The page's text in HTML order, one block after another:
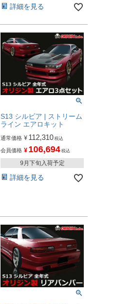
詳細を見る
S13 シルビア | ストリーム
ライン エアロキット
通常価格 ¥ 112,310 税込
会員価格 ¥ 106,694 税込
9月下旬入荷予定
詳細を見る